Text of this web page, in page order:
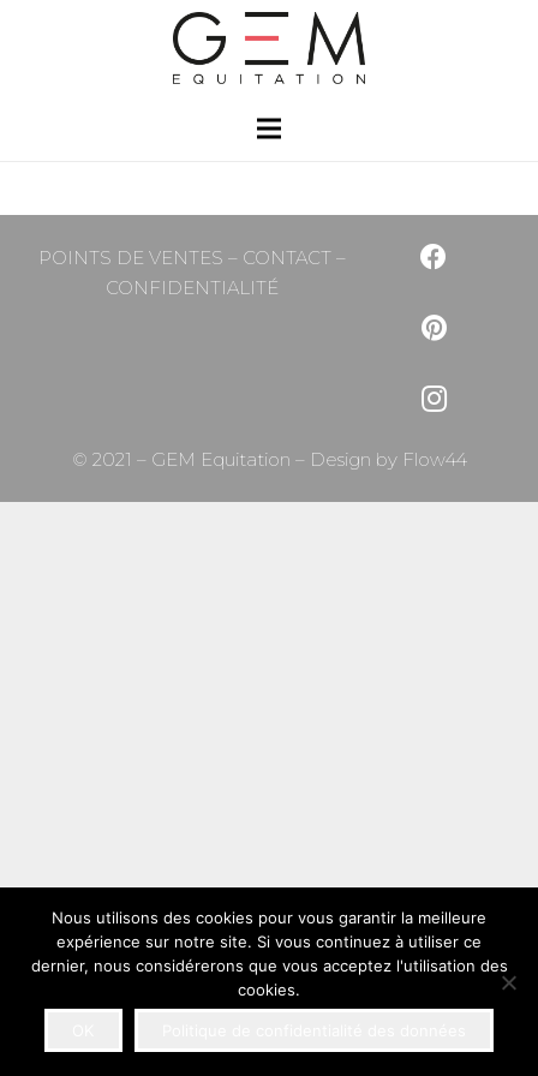
POINTS DE VENTES – CONTACT–
CONFIDENTIALITÉ
© 2021 – GEM Equitation – Design byFlow44
Nous utilisons des cookies pour vous garantir la meilleure
expérience sur notre site. Si vous continuez à utiliser ce
dernier, nous considérerons que vous acceptez l'utilisation des
cookies.